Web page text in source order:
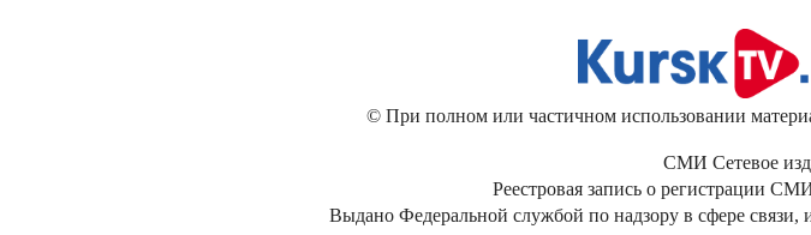
© При полном или частичном использовании
СМИ Сетевое
Реестровая запись о регистрации
Выдано Федеральной службой по надзору в сфере